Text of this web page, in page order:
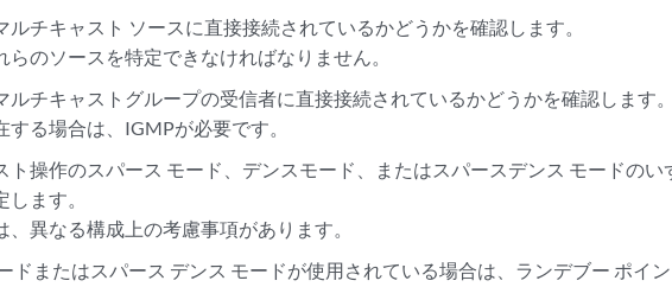
ルチキャスト ソースに直接接続されているかどうかを確認します。
らのソースを特定できなければなりません。
ルチキャストグループの受信者に直接接続されているかどうかを確認します。
する場合は、IGMPが必要です。
ト操作のスパース モード、デンスモード、またはスパースデンス モードのい
ます。
、異なる構成上の考慮事項があります。
ドまたはスパース デンス モードが使用されている場合は、ランデブー ポイ